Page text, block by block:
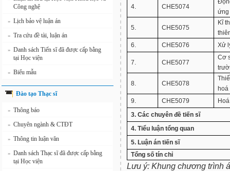
Công nghệ
» Lịch bảo vệ luận án
» Tra cứu đề tài, luận án
» Danh sách Tiến sĩ đã được cấp bằng
tại Học viện
» Biểu mẫu
Đào tạo Thạc sĩ
» Thông báo
» Chuyên ngành & CTĐT
» Thông tin luận văn
» Danh sách Thạc sĩ đã được cấp bằng
tại Học viện
4. CHE5074
ứng
5. CHE5075
Kĩ
6.
CHE5076 Xử
7. CHE5077
Cơ
8. CHE5078
9.
CHE5079
3. Các chuyên đề tiến sĩ
4. Tiểu luận tổng quan
5. Luận án tiến sĩ
Tổng số tín chỉ
Lưu ý: Khung chương trình